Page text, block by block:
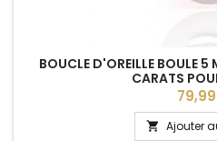
BOUCLE D'OREILLE BOULE
CARATS
Prix
 Ajouter